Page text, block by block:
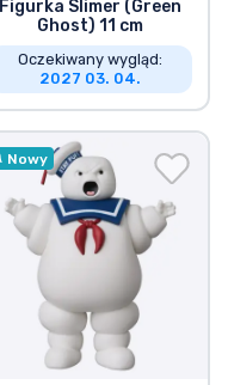
Figurka Slimer (Green
Ghost) 11 cm
Oczekiwany wygląd:
2027 03. 04.
Nowy